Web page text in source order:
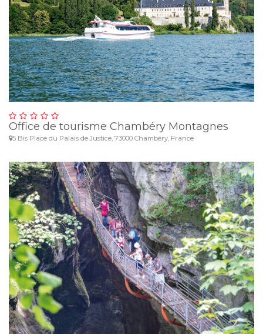
Office de tourisme Chambéry Montagnes
5 Bis Place du Palais de Justice, 73000 Chambéry, France